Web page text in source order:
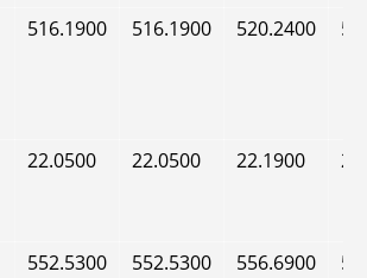
516.1900 516.1900 520.2400
22.0500 22.0500 22.1900
552.5300 552.5300 556.6900